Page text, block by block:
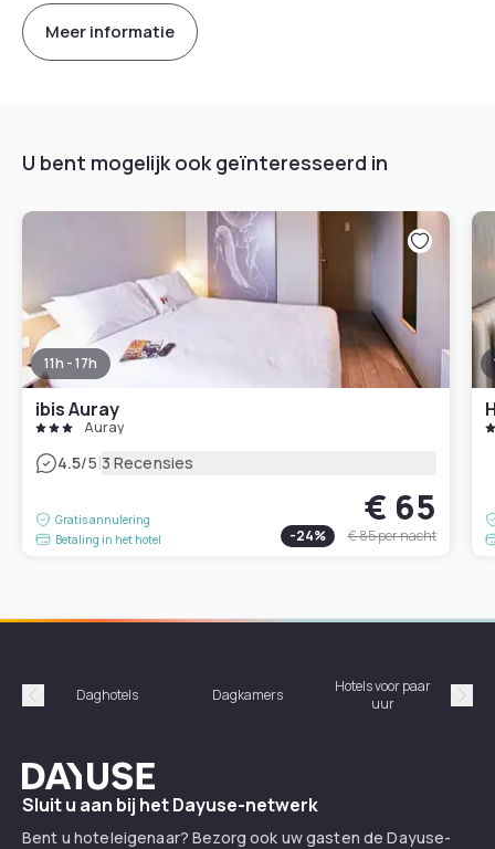
Meer informatie
U bent mogelijk ook geïnteresseerd in
11h - 17h
ibis Auray
Auray
4.5/5|3 Recensies
Gratis annulering
Betaling in het hotel
€ 65
-24% € 85per nacht
Précédent
Daghotels Dagkamers
Hotels voor paar
uur
Dayuse
Sluit u aan bij het Dayuse-netwerk
Bent u hoteleigenaar? Bezorg ook uw gasten de Dayuse-